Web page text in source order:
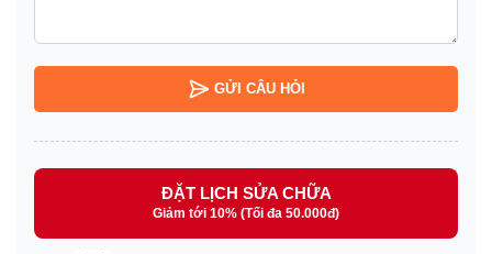
GỬI CÂU HỎI
ĐẶT LỊCH SỬA CHỮA
Giảm tới 10% (Tối đa 50.000đ)